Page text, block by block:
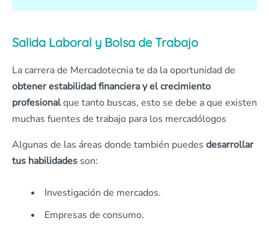
Salida Laboral y Bolsa de Trabajo
La carrera de Mercadotecnia te da la oportunidad de
obtener estabilidad financiera y el crecimiento
profesionalque tanto buscas, esto se debe a que existen
muchas fuentes de trabajo para los mercadólogos
Algunas de las áreas donde también puedes desarrollar
tus habilidades son:
Investigación de mercados.
Empresas de consumo.